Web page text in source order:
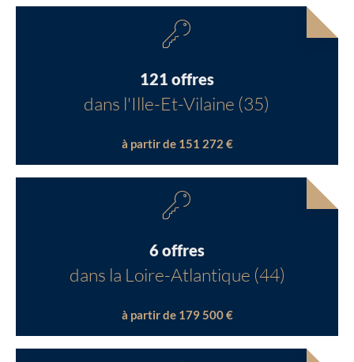
121 offres
dans l'Ille-Et-Vilaine (35)
à partir de 151 272 €
6 offres
dans la Loire-Atlantique (44)
à partir de 179 500 €